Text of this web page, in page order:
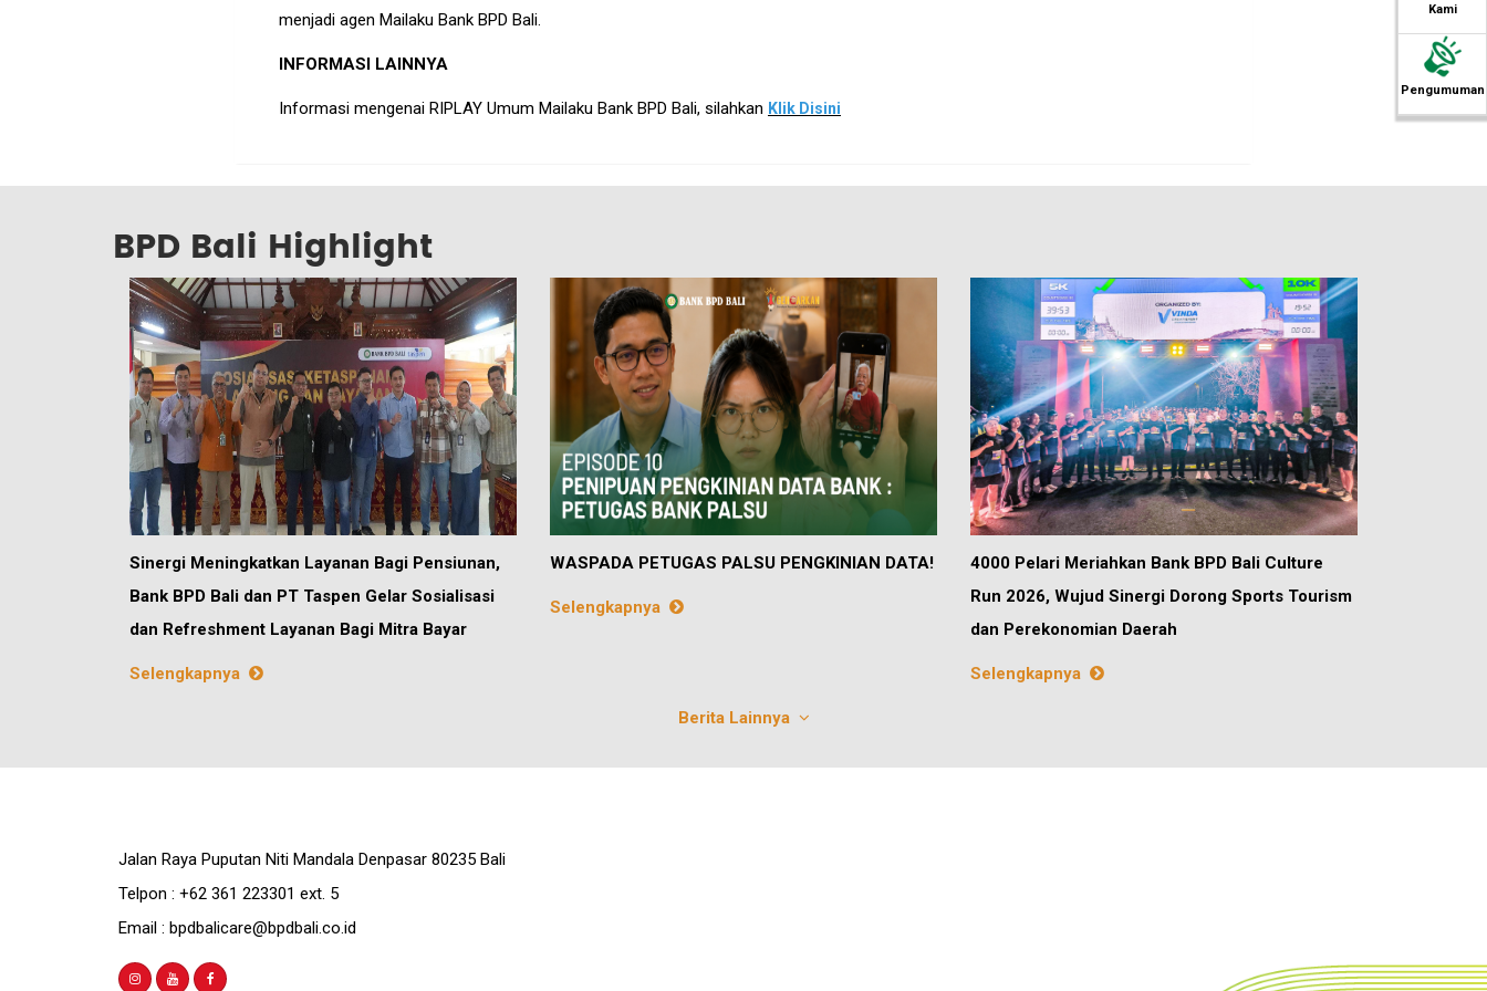
Kami
Pengumuman
menjadi agen Mailaku Bank BPD Bali.
INFORMASI LAINNYA
Informasi mengenai RIPLAY Umum Mailaku Bank BPD Bali, silahkan Klik Disini
BPD Bali Highlight
Sinergi Meningkatkan Layanan Bagi Pensiunan,
Bank BPD Bali dan PT Taspen Gelar Sosialisasi
dan Refreshment Layanan Bagi Mitra Bayar
Selengkapnya
WASPADA PETUGAS PALSU PENGKINIAN DATA!
Selengkapnya
4000 Pelari Meriahkan Bank BPD Bali Culture
Run 2026, Wujud Sinergi Dorong Sports Tourism
dan Perekonomian Daerah
Selengkapnya
Berita Lainnya
Jalan Raya Puputan Niti Mandala Denpasar 80235 Bali
Telpon : +62 361 223301 ext. 5
Email : bpdbalicare@bpdbali.co.id